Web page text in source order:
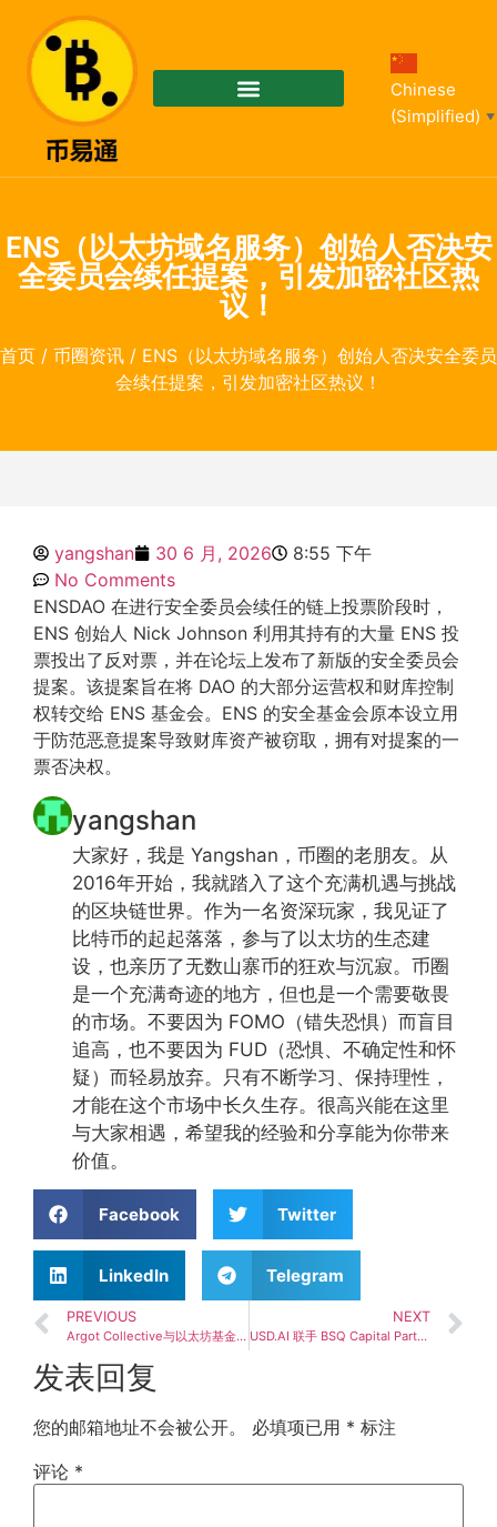
Chinese
(Simplified)
▼
ENS（以太坊域名服务）创始人否决安
全委员会续任提案，引发加密社区热
议！
首页 / 币圈资讯 / ENS（以太坊域名服务）创始人否决安全委员
会续任提案，引发加密社区热议！
yangshan 30 6 月, 2026
8:55 下午
No Comments
ENSDAO 在进行安全委员会续任的链上投票阶段时，
ENS 创始人 Nick Johnson 利用其持有的大量 ENS 投
票投出了反对票，并在论坛上发布了新版的安全委员会
提案。该提案旨在将 DAO 的大部分运营权和财库控制
权转交给 ENS 基金会。ENS 的安全基金会原本设立用
于防范恶意提案导致财库资产被窃取，拥有对提案的一
票否决权。
yangshan
大家好，我是 Yangshan，币圈的老朋友。从
2016年开始，我就踏入了这个充满机遇与挑战
的区块链世界。作为一名资深玩家，我见证了
比特币的起起落落，参与了以太坊的生态建
设，也亲历了无数山寨币的狂欢与沉寂。币圈
是一个充满奇迹的地方，但也是一个需要敬畏
的市场。不要因为 FOMO（错失恐惧）而盲目
追高，也不要因为 FUD（恐惧、不确定性和怀
疑）而轻易放弃。只有不断学习、保持理性，
才能在这个市场中长久生存。很高兴能在这里
与大家相遇，希望我的经验和分享能为你带来
价值。
Facebook Twitter
LinkedIn Telegram
PREVIOUS
Argot Collective与以太坊基金会五年资助协议落幕，完成最后一笔资助
NEXT
USD.AI 联手 BSQ Capital Partners！携建亚太地区 AI 算力投资合资企业
发表回复
您的邮箱地址不会被公开。 必填项已用 * 标注
评论 *